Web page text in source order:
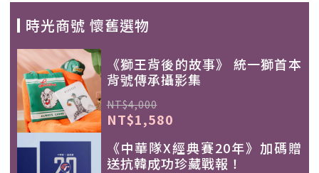
時光商號 懷舊選物
《獅王背後的故事》 統一獅首本
背號傳承攝影集
NT$4,000
NT$1,580
《中華隊X經典賽20年》加碼贈
送抗韓成功珍藏戰報！